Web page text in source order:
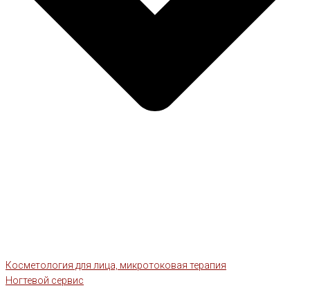
Косметология для лица, микротоковая терапия
Ногтевой сервис